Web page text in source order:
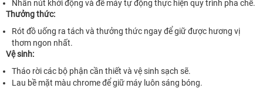
Nhấn nút khởi động và để máy tự động thực hiện quy trình pha chế.
Thưởng thức:
Rót đồ uống ra tách và thưởng thức ngay để giữ được hương vị
thơm ngon nhất.
Vệ sinh:
Tháo rời các bộ phận cần thiết và vệ sinh sạch sẽ.
Lau bề mặt màu chrome để giữ máy luôn sáng bóng.